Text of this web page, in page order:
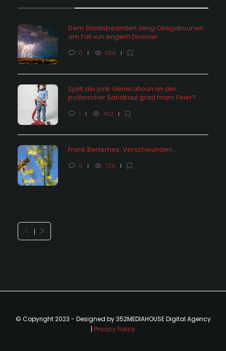
Dem Staatsbeamten seng Obligatiounen
am Fall vun engem Dimmer
0 586
Spillt déi jonk Generatioun an der
politescher Sandkaul grad mam Feier?
1 422
Frank Bertemes: Verschwunden….
0 726
© Copyright 2023 - Designed by 352MEDIAHOUSE Digital Agency
| Privacy Policy